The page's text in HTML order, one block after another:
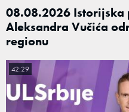
08.08.2026 Istorijska
Aleksandra Vučića
regionu
42:29